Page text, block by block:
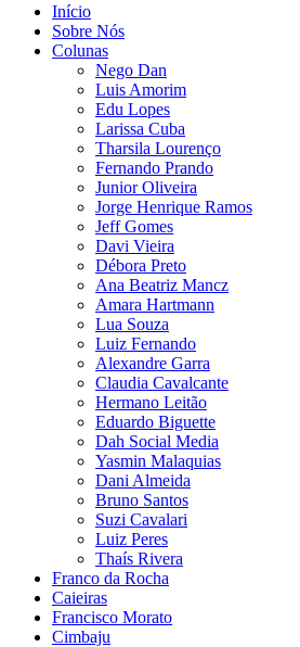
Início
Sobre Nós
Colunas
Nego Dan
Luis Amorim
Edu Lopes
Larissa Cuba
Tharsila Lourenço
Fernando Prando
Junior Oliveira
Jorge Henrique Ramos
Jeff Gomes
Davi Vieira
Débora Preto
Ana Beatriz Mancz
Amara Hartmann
Lua Souza
Luiz Fernando
Alexandre Garra
Claudia Cavalcante
Hermano Leitão
Eduardo Biguette
Dah Social Media
Yasmin Malaquias
Dani Almeida
Bruno Santos
Suzi Cavalari
Luiz Peres
Thaís Rivera
Franco da Rocha
Caieiras
Francisco Morato
Cimbaju